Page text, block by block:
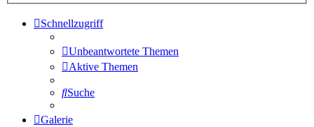
Schnellzugriff
Unbeantwortete Themen
Aktive Themen
Suche
Galerie